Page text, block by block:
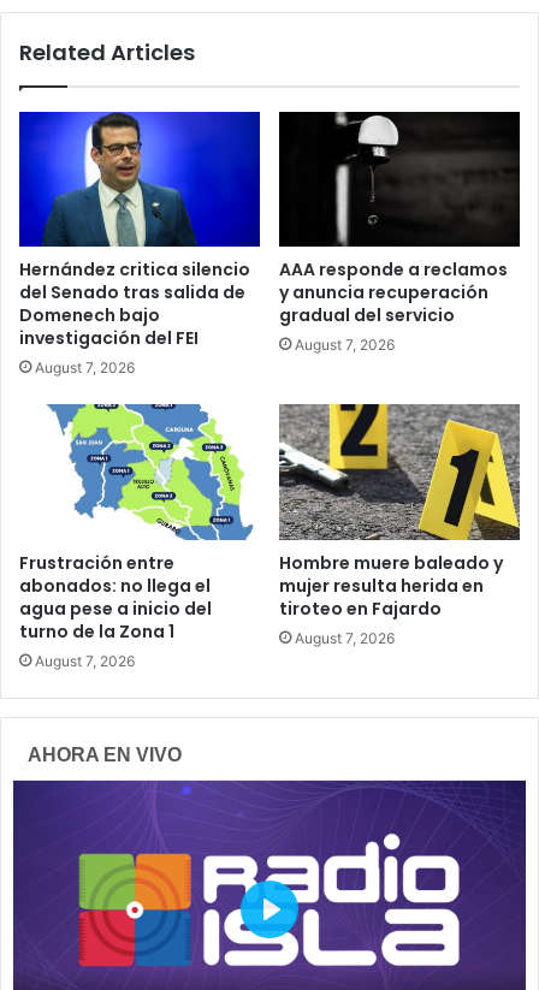
Related Articles
Hernández critica silencio
del Senado tras salida de
Domenech bajo
investigación del FEI
August 7, 2026
AAA responde a reclamos
y anuncia recuperación
gradual del servicio
August 7, 2026
Frustración entre
abonados: no llega el
agua pese a inicio del
turno de la Zona 1
August 7, 2026
Hombre muere baleado y
mujer resulta herida en
tiroteo en Fajardo
August 7, 2026
AHORA EN VIVO
P